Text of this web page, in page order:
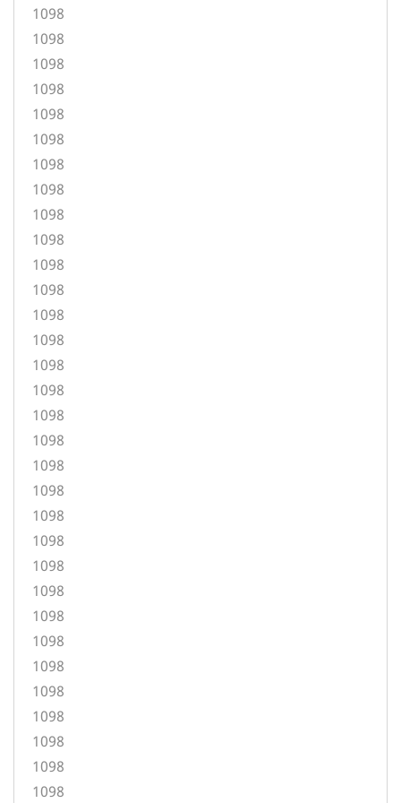
1098
1098
1098
1098
1098
1098
1098
1098
1098
1098
1098
1098
1098
1098
1098
1098
1098
1098
1098
1098
1098
1098
1098
1098
1098
1098
1098
1098
1098
1098
1098
1098